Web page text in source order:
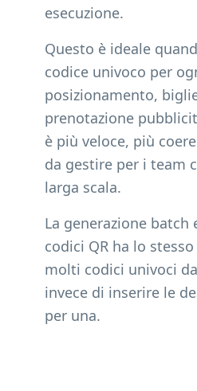
esecuzione.
Questo è ideale
codice univoco per
posizionamento,
prenotazione
è più veloce, più
da gestire per i team
larga scala.
La generazione batch
codici QR ha lo
molti codici univoci
invece di inserire le
per una.